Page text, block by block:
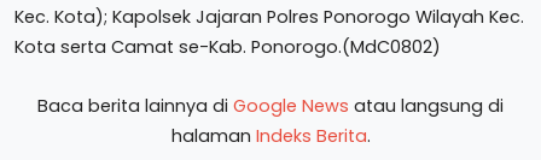
Kec. Kota); Kapolsek Jajaran Polres Ponorogo Wilayah Kec.
Kota serta Camat se-Kab. Ponorogo.(MdC0802)
Baca berita lainnya di Google News atau langsung di
halaman Indeks Berita.